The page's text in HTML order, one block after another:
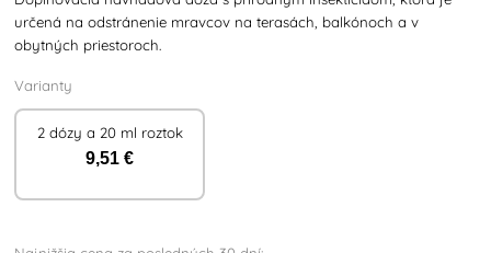
určená na odstránenie mravcov na terasách, balkónoch a v
obytných priestoroch.
Varianty
2 dózy a 20 ml roztok
9,51 €